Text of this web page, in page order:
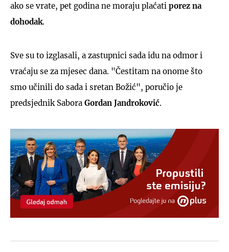
ako se vrate, pet godina ne moraju plaćati porez na
dohodak.
Sve su to izglasali, a zastupnici sada idu na odmor i
vraćaju se za mjesec dana. "Čestitam na onome što
smo učinili do sada i sretan Božić", poručio je
predsjednik Sabora Gordan Jandroković.